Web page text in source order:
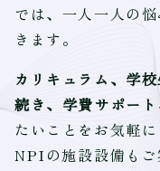
では、一人一人の
きます。
カリキュラム、学
続き、学費サポート
たいことをお気軽
NPIの施設設備もご